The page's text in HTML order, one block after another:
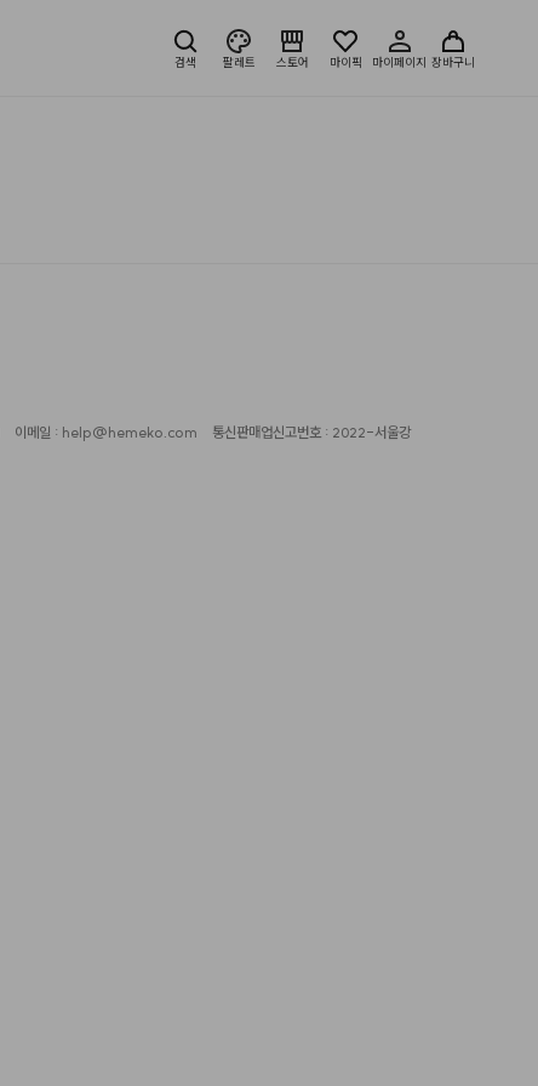
검색 팔레트 스토어 마이픽 마이페이지 장바구니
이메일 : help@hemeko.com
통신판매업신고번호 : 2022-서울강